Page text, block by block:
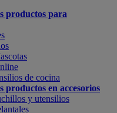
productos para
de cocina
productos en accesorios
y utensilios